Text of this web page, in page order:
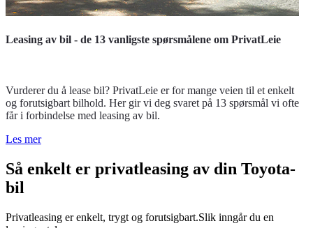
Leasing av bil - de 13 vanligste spørsmålene om PrivatLeie
Vurderer du å lease bil? PrivatLeie er for mange veien til et enkelt
og forutsigbart bilhold. Her gir vi deg svaret på 13 spørsmål vi ofte
får i forbindelse med leasing av bil.
Les mer
Så enkelt er privatleasing av din Toyota-
bil
Privatleasing er enkelt, trygt og forutsigbart.Slik inngår du en